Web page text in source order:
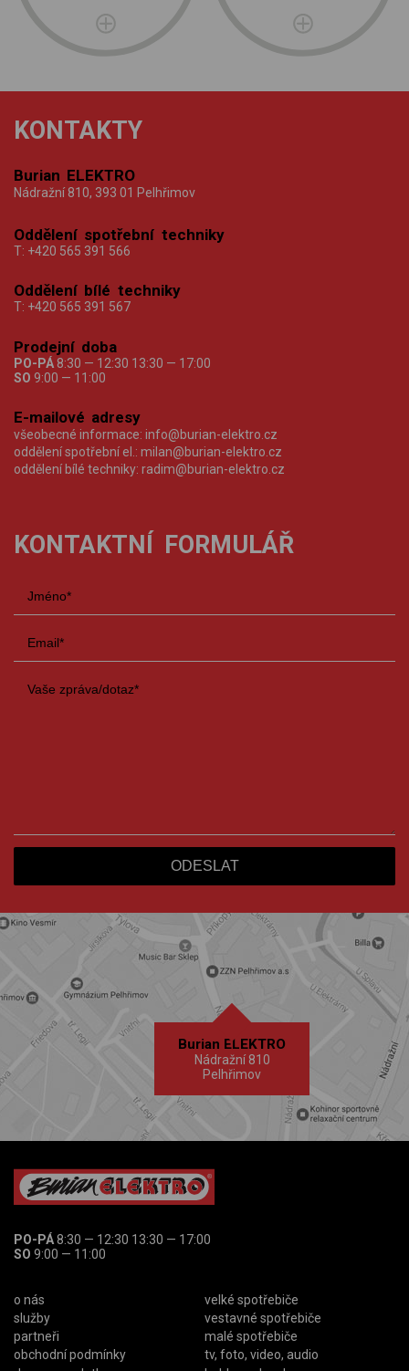
KONTAKTY
Burian ELEKTRO
Nádražní 810, 393 01 Pelhřimov
Oddělení spotřební techniky
T: +420 565 391 566
Oddělení bílé techniky
T: +420 565 391 567
Prodejní doba
PO-PÁ 8:30 — 12:30 13:30 — 17:00
SO 9:00 — 11:00
E-mailové adresy
všeobecné informace: info@burian-elektro.cz
oddělení spotřební el.: milan@burian-elektro.cz
oddělení bílé techniky: radim@burian-elektro.cz
KONTAKTNÍ FORMULÁŘ
Burian ELEKTRO
Nádražní 810
Pelhřimov
PO-PÁ8:30 — 12:30 13:30 — 17:00
SO 9:00 — 11:00
o nás
služby
partneři
obchodní podmínky
velké spotřebiče
vestavné spotřebiče
malé spotřebiče
tv, foto, video, audio